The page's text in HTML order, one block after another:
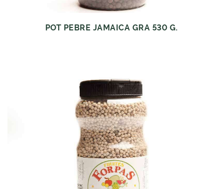
POT PEBRE JAMAICA GRA 530 G.